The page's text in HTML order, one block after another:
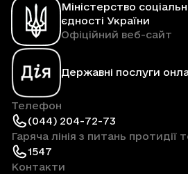
Міністерство
єдності України
Офіційний веб-сайт
Державні послуги
Телефон
(044) 204-72-73
Гаряча лінія з питань протидії
1547
Контакти